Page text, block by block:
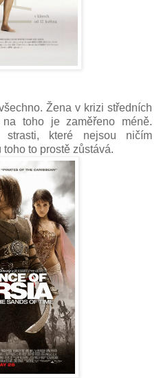
Žena v krizi středních
toho je zaměřeno méně.
které nejsou ničím
to prostě zůstává.